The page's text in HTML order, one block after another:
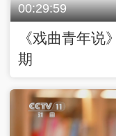
00:29:59
《戏曲青年说
期